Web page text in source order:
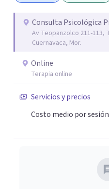
Consulta Psicológica
Av Teopanzolco 211-113,
Cuernavaca, Mor.
Online
Terapia online
Servicios y precios
Costo medio por sesión